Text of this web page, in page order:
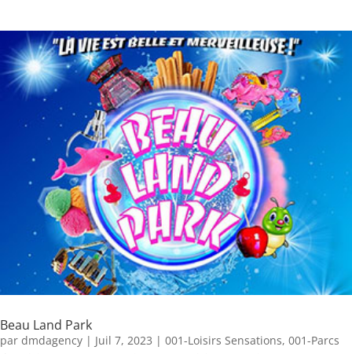
Beau Land Park
par dmdagency | Juil 7, 2023 | 001-Loisirs Sensations, 001-Parcs